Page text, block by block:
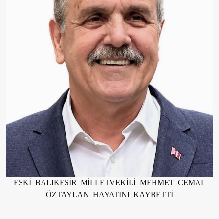
ESKİ BALIKESİR MİLLETVEKİLİ MEHMET CEMAL
ÖZTAYLAN HAYATINI KAYBETTİ